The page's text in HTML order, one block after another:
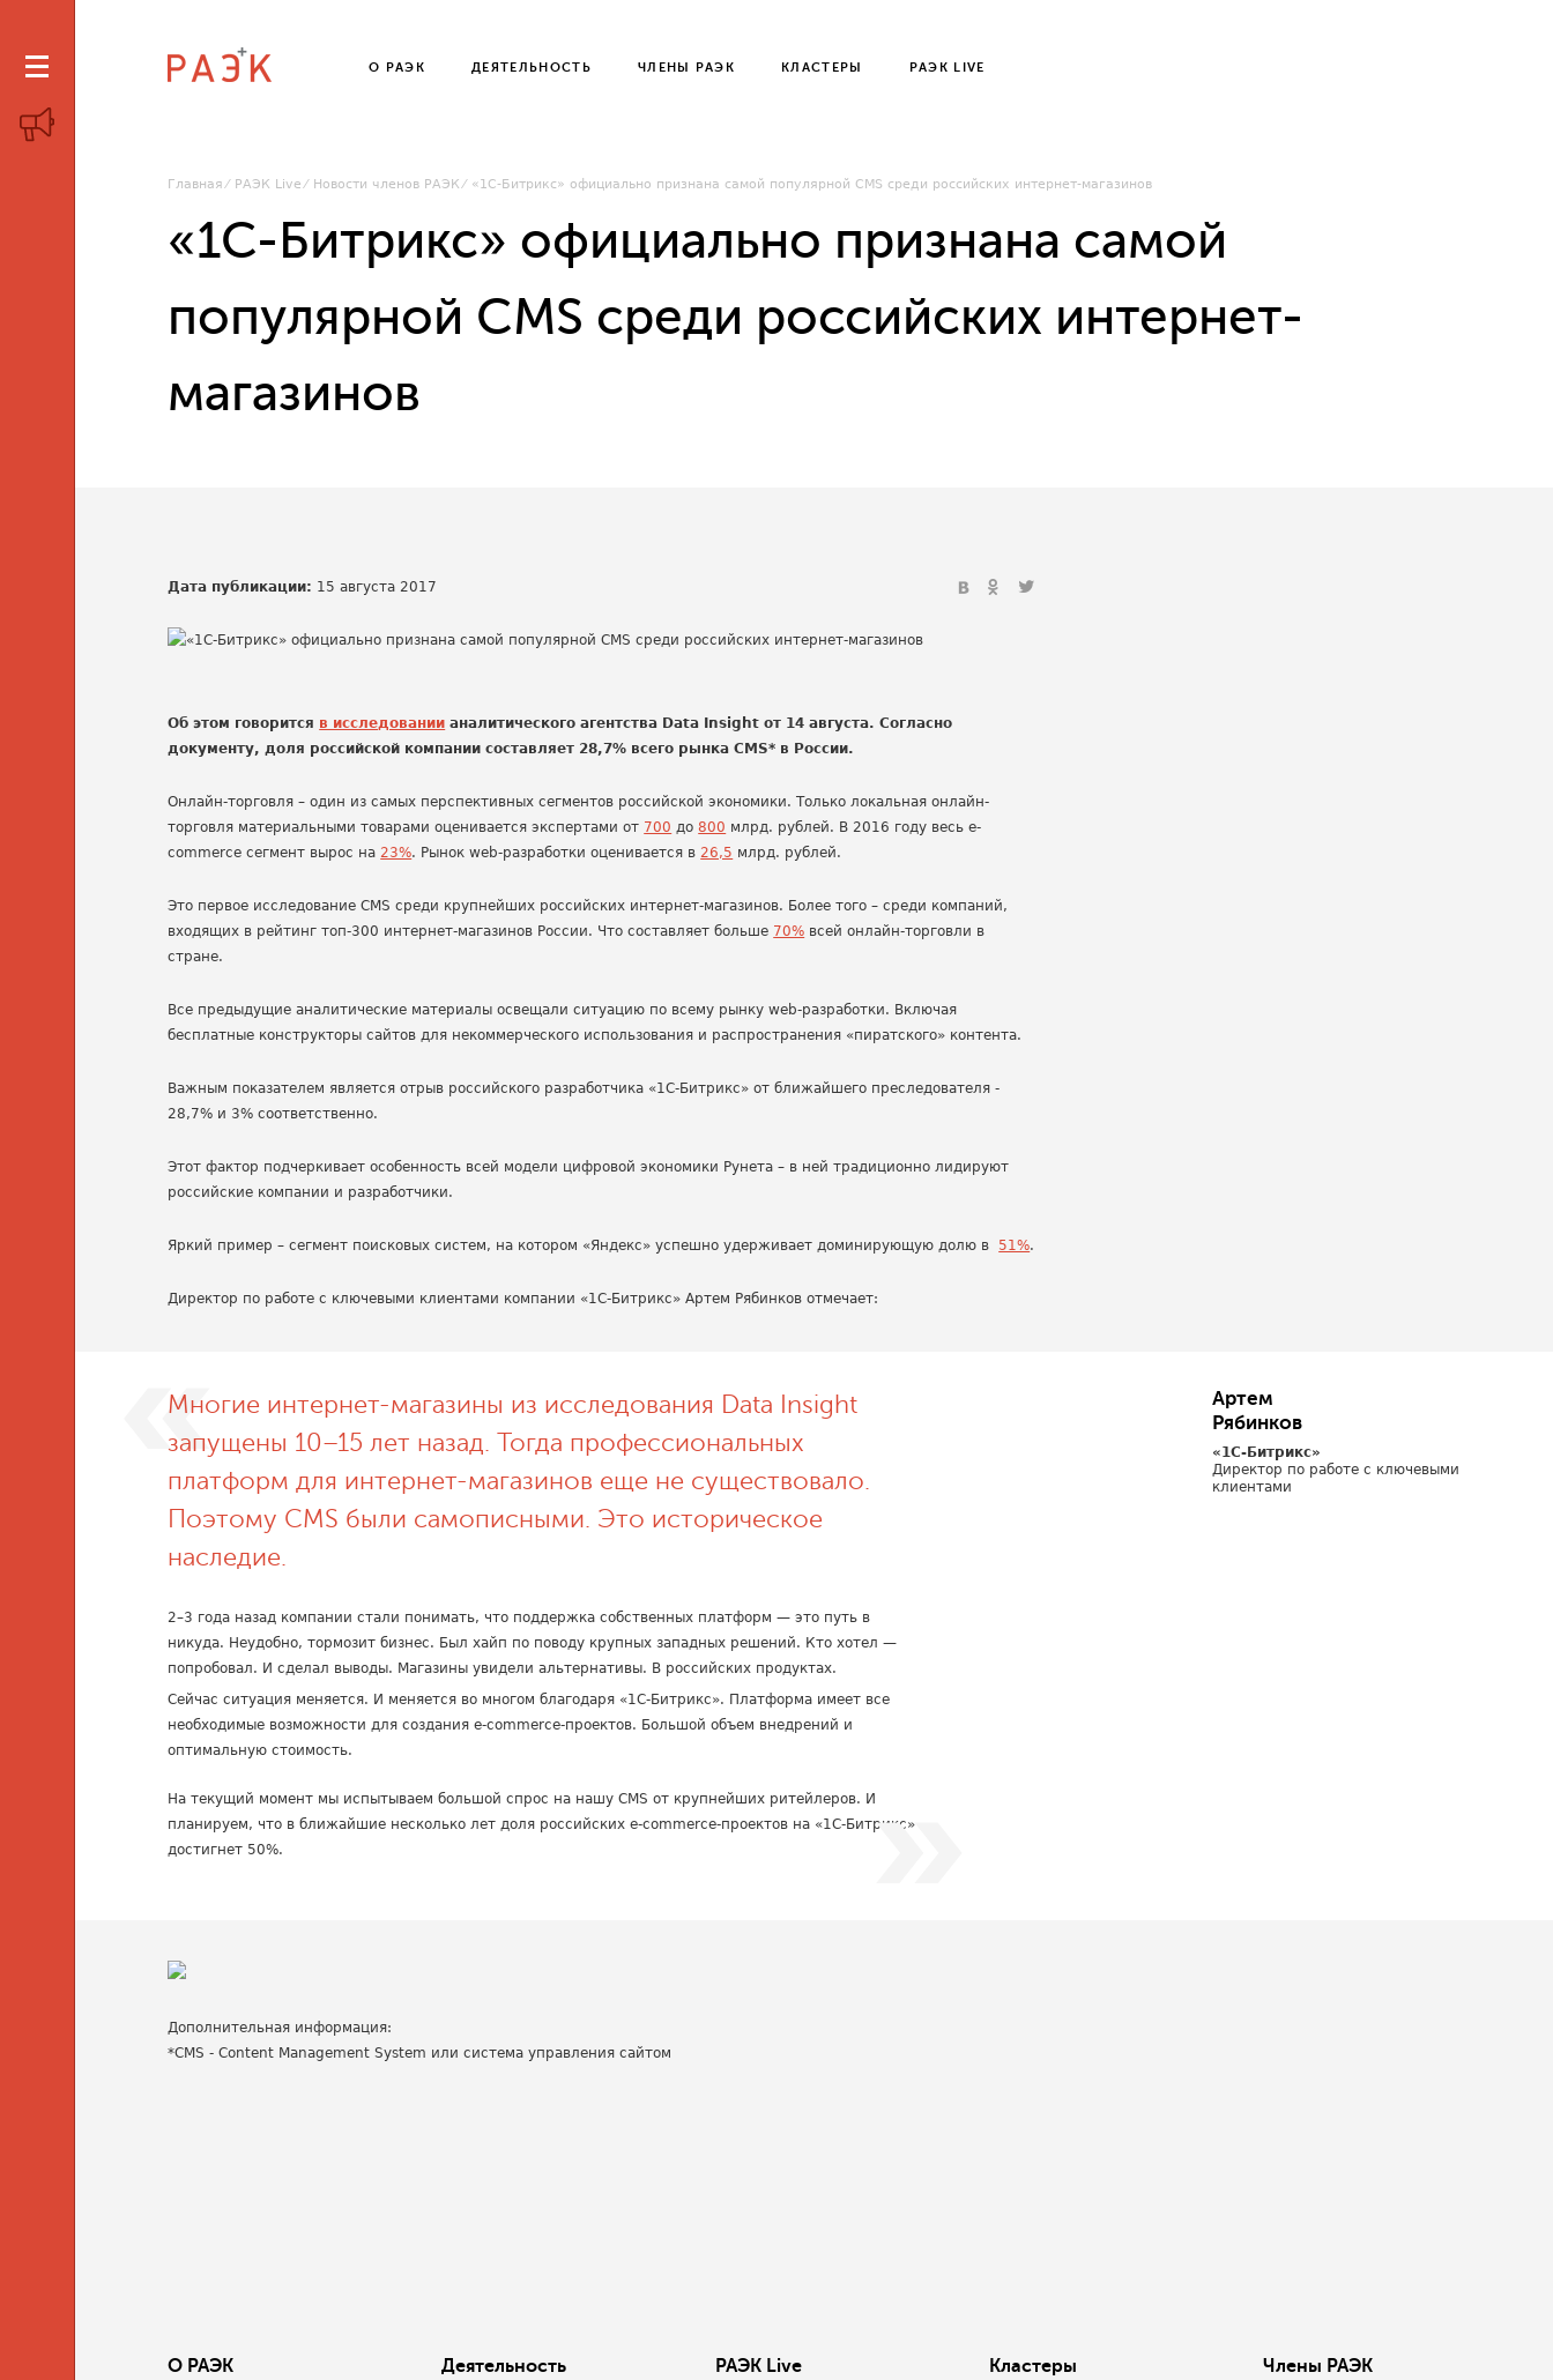
О РАЭК ДЕЯТЕЛЬНОСТЬ ЧЛЕНЫ РАЭК КЛАСТЕРЫ РАЭК LIVE
Главная РАЭК Live Новости членов РАЭК «1С-Битрикс» официально признана самой популярной CMS среди российских интернет-магазинов
«1С-Битрикс» официально признана самой
популярной CMS среди российских интернет-
магазинов
Дата публикации: 15 августа 2017
Об этом говорится в исследовании аналитического агентства Data Insight от 14 августа. Согласно
документу, доля российской компании составляет 28,7% всего рынка CMS* в России.
Онлайн-торговля – один из самых перспективных сегментов российской экономики. Только локальная онлайн-
торговля материальными товарами оценивается экспертами от 700 до800 млрд. рублей. В 2016 году весь e-
commerce сегмент вырос на23%. Рынок web-разработки оценивается в26,5 млрд. рублей.
Это первое исследование CMS среди крупнейших российских интернет-магазинов. Более того – среди компаний,
входящих в рейтинг топ-300 интернет-магазинов России. Что составляет больше 70% всей онлайн-торговли в
стране.
Все предыдущие аналитические материалы освещали ситуацию по всему рынку web-разработки. Включая
бесплатные конструкторы сайтов для некоммерческого использования и распространения «пиратского» контента.
Важным показателем является отрыв российского разработчика «1C-Битрикс» от ближайшего преследователя -
28,7% и 3% соответственно.
Этот фактор подчеркивает особенность всей модели цифровой экономики Рунета – в ней традиционно лидируют
российские компании и разработчики.
Яркий пример – сегмент поисковых систем, на котором «Яндекс» успешно удерживает доминирующую долю в 51%.
Директор по работе с ключевыми клиентами компании «1С-Битрикс» Артем Рябинков отмечает:
Многие интернет-магазины из исследования Data Insight
запущены 10–15 лет назад. Тогда профессиональных
платформ для интернет-магазинов еще не существовало.
Поэтому CMS были самописными. Это историческое
наследие.
2–3 года назад компании стали понимать, что поддержка собственных платформ — это путь в
никуда. Неудобно, тормозит бизнес. Был хайп по поводу крупных западных решений. Кто хотел —
попробовал. И сделал выводы. Магазины увидели альтернативы. В российских продуктах.
Сейчас ситуация меняется. И меняется во многом благодаря «1С-Битрикс». Платформа имеет все
необходимые возможности для создания e-commerce-проектов. Большой объем внедрений и
оптимальную стоимость.
На текущий момент мы испытываем большой спрос на нашу CMS от крупнейших ритейлеров. И
планируем, что в ближайшие несколько лет доля российских e-commerce-проектов на «1С-Битрикс»
достигнет 50%.
Артем
Рябинков
«1С-Битрикс»
Директор по работе с ключевыми
клиентами
Дополнительная информация:
*CMS - Content Management System или система управления сайтом
О РАЭК Деятельность РАЭК Live Кластеры Члены РАЭК